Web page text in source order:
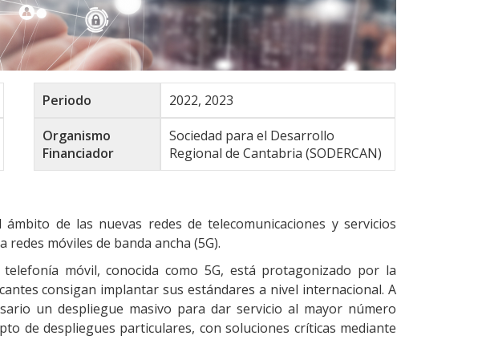
Periodo
2022, 2023
Organismo
Financiador
Sociedad para el Desarrollo
Regional de Cantabria (SODERCAN)
de las nuevas redes de telecomunicaciones y servicios
móviles de banda ancha (5G).
móvil, conocida como 5G, está protagonizado por la
consigan implantar sus estándares a nivel internacional. A
un despliegue masivo para dar servicio al mayor número
de despliegues particulares, con soluciones críticas mediante